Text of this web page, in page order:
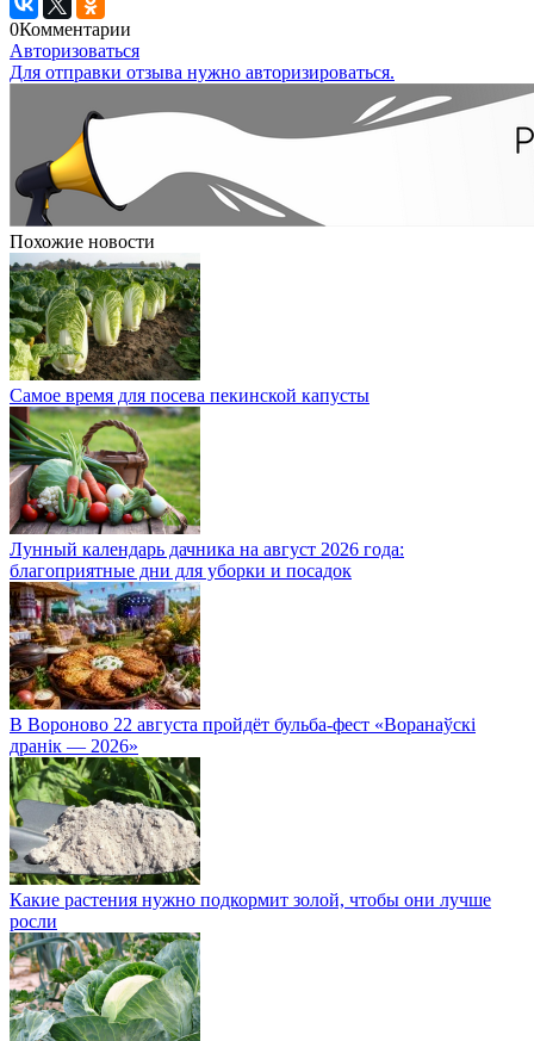
0Комментарии
Авторизоваться
Для отправки отзыва нужно авторизироваться.
Похожие новости
Самое время для посева пекинской капусты
Лунный календарь дачника на август 2026 года:
благоприятные дни для уборки и посадок
В Вороново 22 августа пройдёт бульба-фест «Воранаўскі
дранік — 2026»
Какие растения нужно подкормит золой, чтобы они лучше
росли